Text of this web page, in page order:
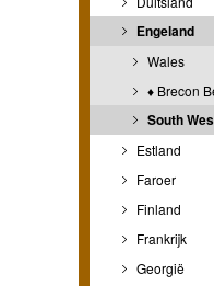
Engeland
Wales
♦ Brecon
South
Estland
Faroer
Finland
Frankrijk
Georgië